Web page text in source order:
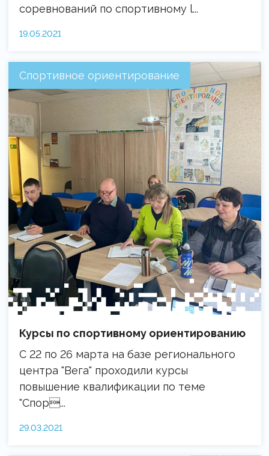
соревнований по спортивному l...
19.05.2021
Спортивное ориентирование
Курсы по спортивному ориентированию
С 22 по 26 марта на базе регионального
центра "Вега" проходили курсы
повышение квалификации по теме
"Спор...
29.03.2021